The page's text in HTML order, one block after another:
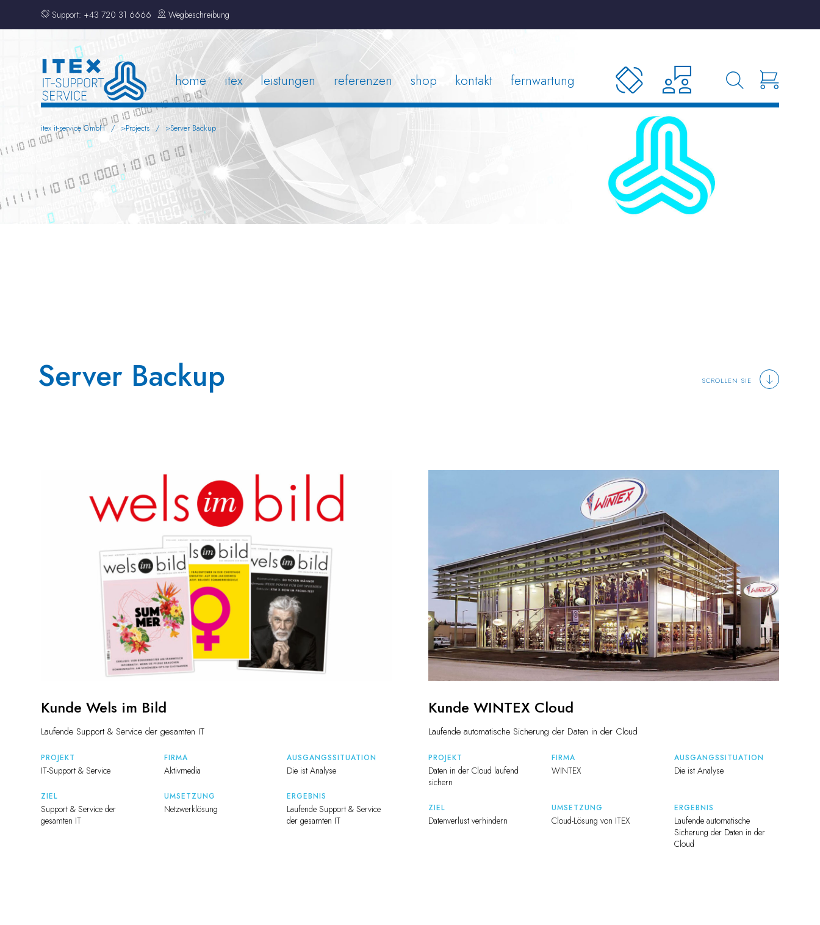
Support: +43 720 31 6666 Wegbeschreibung
home itex leistungen referenzen shop kontakt fernwartung
itex it-service GmbH >Projects >Server Backup
Server Backup SCROLLEN SIE
Kunde Wels im Bild
Laufende Support & Service der gesamten IT
PROJEKT
IT-Support & Service
FIRMA
Aktivmedia
AUSGANGSSITUATION
Die ist Analyse
ZIEL
Support & Service der
gesamten IT
UMSETZUNG
Netzwerklösung
ERGEBNIS
Laufende Support & Service
der gesamten IT
Kunde WINTEX Cloud
Laufende automatische Sicherung der Daten in der Cloud
PROJEKT
Daten in der Cloud laufend
sichern
FIRMA
WINTEX
AUSGANGSSITUATION
Die ist Analyse
ZIEL
Datenverlust verhindern
UMSETZUNG
Cloud-Lösung von ITEX
ERGEBNIS
Laufende automatische
Sicherung der Daten in der
Cloud